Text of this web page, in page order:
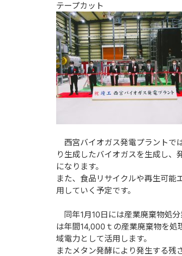
テープカット
西宮バイオガス発電プラントで
り生成したバイオガスを生成し、
になります。
また、食品リサイクルや再生可能
用していく予定です。
同年1月10日には産業廃棄物処
は年間14,000ｔの産業廃棄物を
域電力として活用します。
またメタン発酵により発生する残